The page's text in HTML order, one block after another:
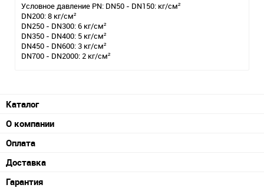
Условное давление PN: DN50 - DN150: кг/см²
DN200: 8 кг/см²
DN250 - DN300: 6 кг/см²
DN350 - DN400: 5 кг/см²
DN450 - DN600: 3 кг/см²
DN700 - DN2000: 2 кг/см²
Каталог
О компании
Оплата
Доставка
Гарантия